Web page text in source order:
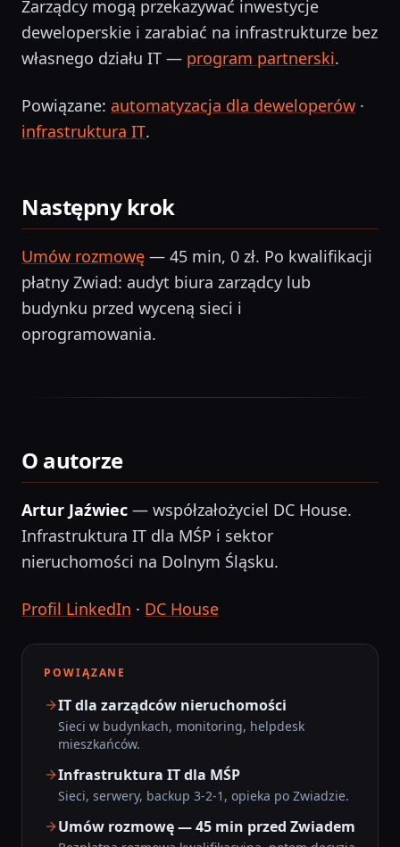
Zarządcy mogą przekazywać inwestycje
deweloperskie i zarabiać na infrastrukturze bez
własnego działu IT — program partnerski.
Powiązane: automatyzacja dla deweloperów ·
infrastruktura IT.
Następny krok
Umów rozmowę — 45 min, 0 zł. Po kwalifikacji
płatny Zwiad: audyt biura zarządcy lub
budynku przed wyceną sieci i
oprogramowania.
O autorze
Artur Jaźwiec — współzałożyciel DC House.
Infrastruktura IT dla MŚP i sektor
nieruchomości na Dolnym Śląsku.
Profil LinkedIn · DC House
POWIĄZANE
IT dla zarządców nieruchomości
Sieci w budynkach, monitoring, helpdesk
mieszkańców.
Infrastruktura IT dla MŚP
Sieci, serwery, backup 3-2-1, opieka po Zwiadzie.
Umów rozmowę — 45 min przed Zwiadem